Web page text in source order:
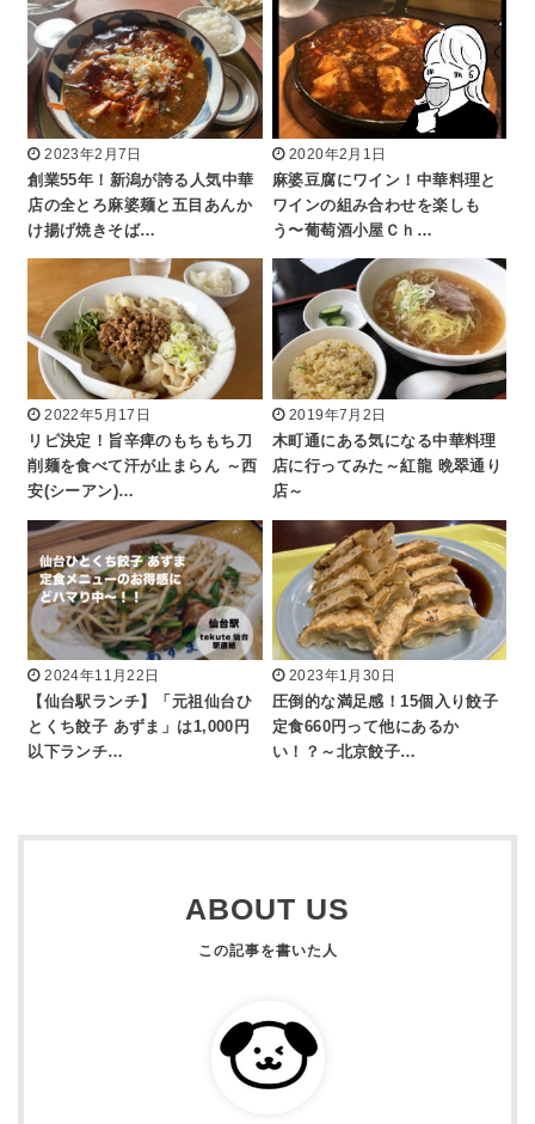
2023年2月7日
創業55年！新潟が誇る人気中華
店の全とろ麻婆麺と五目あんか
け揚げ焼きそば…
2020年2月1日
麻婆豆腐にワイン！中華料理と
ワインの組み合わせを楽しも
う〜葡萄酒小屋Ｃｈ…
2022年5月17日
リピ決定！旨辛痺のもちもち刀
削麺を食べて汗が止まらん ～西
安(シーアン)…
2019年7月2日
木町通にある気になる中華料理
店に行ってみた～紅龍 晩翠通り
店～
2024年11月22日
【仙台駅ランチ】「元祖仙台ひ
とくち餃子 あずま」は1,000円
以下ランチ…
2023年1月30日
圧倒的な満足感！15個入り餃子
定食660円って他にあるか
い！？～北京餃子…
ABOUT US